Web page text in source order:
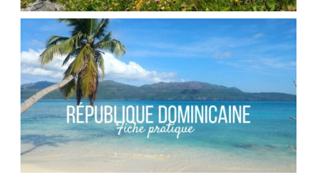
FRANCE // RANDONNÉE AU COL DES PORTES
D’OCHE
Audrey Blog,Europe
RÉPUBLIQUE DOMINICAINE // FICHE